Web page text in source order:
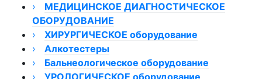
Размораживатели плазмы
Миксер донорской крови
Аппарат для плазмафереза
Счетчики лейкоцитарной формулы крови
Плазмоэкстрактор
Быстрозамораживатель плазмы
›
МЕДИЦИНСКОЕ ДИАГНОСТИЧЕСКОЕ
ОБОРУДОВАНИЕ
Кардиостимулятор
Вибротестеры
Электроэнцефалографы
Электроэнцефалограф Компакт-Нейро
Гастроскан
›
ХИРУРГИЧЕСКОЕ оборудование
Аппараты электрохирургические
ЭХВЧ и радиоволновые аппараты
Аппараты ЭХВЧ ФОТЕК
Отсасыватели хирургические
Медицинские отсасыватели Армед
Сшивающие и хирургические инструменты
›
Алкотестеры
Алкотестеры для медицинского
освидетельствования
›
Бальнеологическое оборудование
Ванны/кушетки сухого гидромассажа
›
УРОЛОГИЧЕСКОЕ оборудование